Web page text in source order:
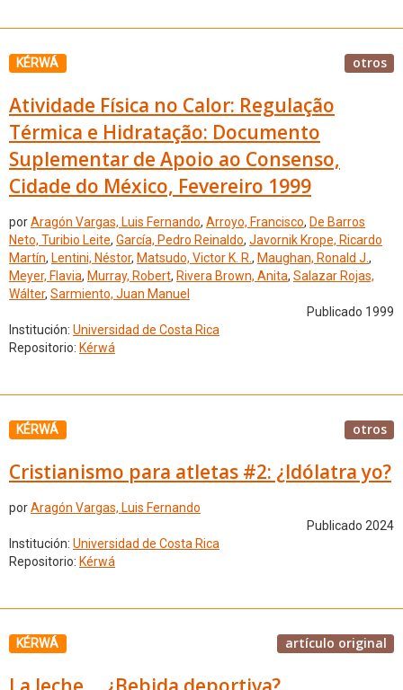
KÉRWÁ otros
Atividade Física no Calor: Regulação
Térmica e Hidratação: Documento
Suplementar de Apoio ao Consenso,
Cidade do México, Fevereiro 1999
porAragón Vargas, Luis Fernando, Arroyo, Francisco, De Barros
Neto, Turibio Leite, García, Pedro Reinaldo, Javornik Krope, Ricardo
Martín, Lentini, Néstor, Matsudo, Victor K. R., Maughan, Ronald J.,
Meyer, Flavia, Murray, Robert, Rivera Brown, Anita, Salazar Rojas,
Wálter, Sarmiento, Juan Manuel
Publicado 1999
Institución: Universidad de Costa Rica
Repositorio: Kérwá
KÉRWÁ otros
Cristianismo para atletas #2: ¿Idólatra yo?
porAragón Vargas, Luis Fernando
Publicado 2024
Institución: Universidad de Costa Rica
Repositorio: Kérwá
KÉRWÁ artículo original